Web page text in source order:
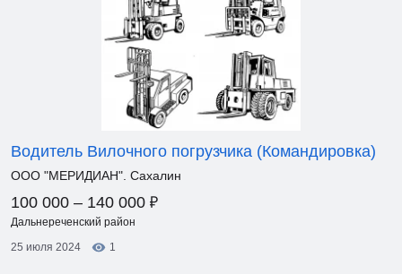
Водитель Вилочного погрузчика (Командировка)
ООО "МЕРИДИАН". Сахалин
100 000 – 140 000 ₽
Дальнереченский район
25 июля 2024
1